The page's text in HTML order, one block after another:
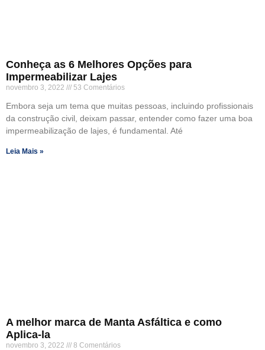
Conheça as 6 Melhores Opções para
Impermeabilizar Lajes
novembro 3, 2022 53 Comentários
Embora seja um tema que muitas pessoas, incluindo profissionais
da construção civil, deixam passar, entender como fazer uma boa
impermeabilização de lajes, é fundamental. Até
Leia Mais »
A melhor marca de Manta Asfáltica e como
Aplica-la
novembro 3, 2022 8 Comentários